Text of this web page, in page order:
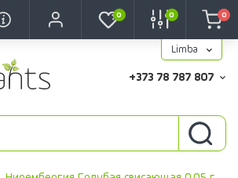
Limba
0 0 0
+373 78 787 807